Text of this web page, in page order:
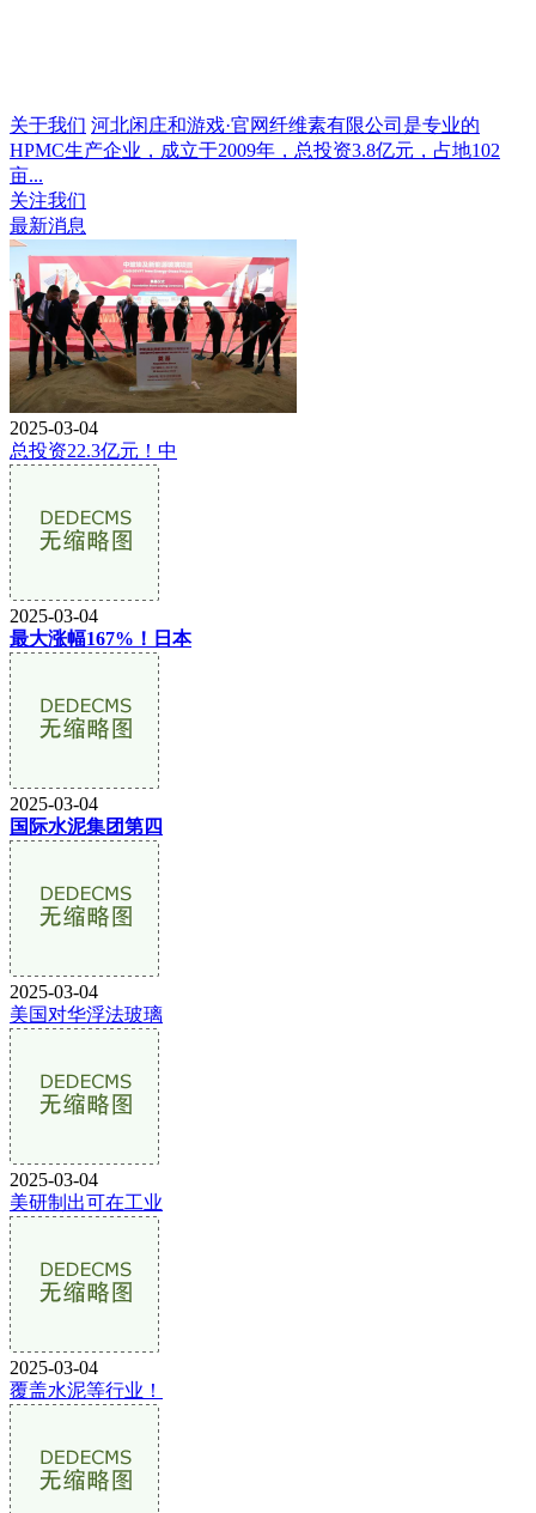
关于我们 河北闲庄和游戏·官网纤维素有限公司是专业的
HPMC生产企业，成立于2009年，总投资3.8亿元，占地102
亩...
关注我们
最新消息
2025-03-04
总投资22.3亿元！中
2025-03-04
最大涨幅167%！日本
2025-03-04
国际水泥集团第四
2025-03-04
美国对华浮法玻璃
2025-03-04
美研制出可在工业
2025-03-04
覆盖水泥等行业！